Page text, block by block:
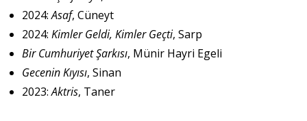
2024:Asaf, Cüneyt
2024: Kimler Geldi, Kimler Geçti, Sarp
Bir Cumhuriyet Şarkısı, Münir Hayri Egeli
Gecenin Kıyısı, Sinan
2023:Aktris, Taner